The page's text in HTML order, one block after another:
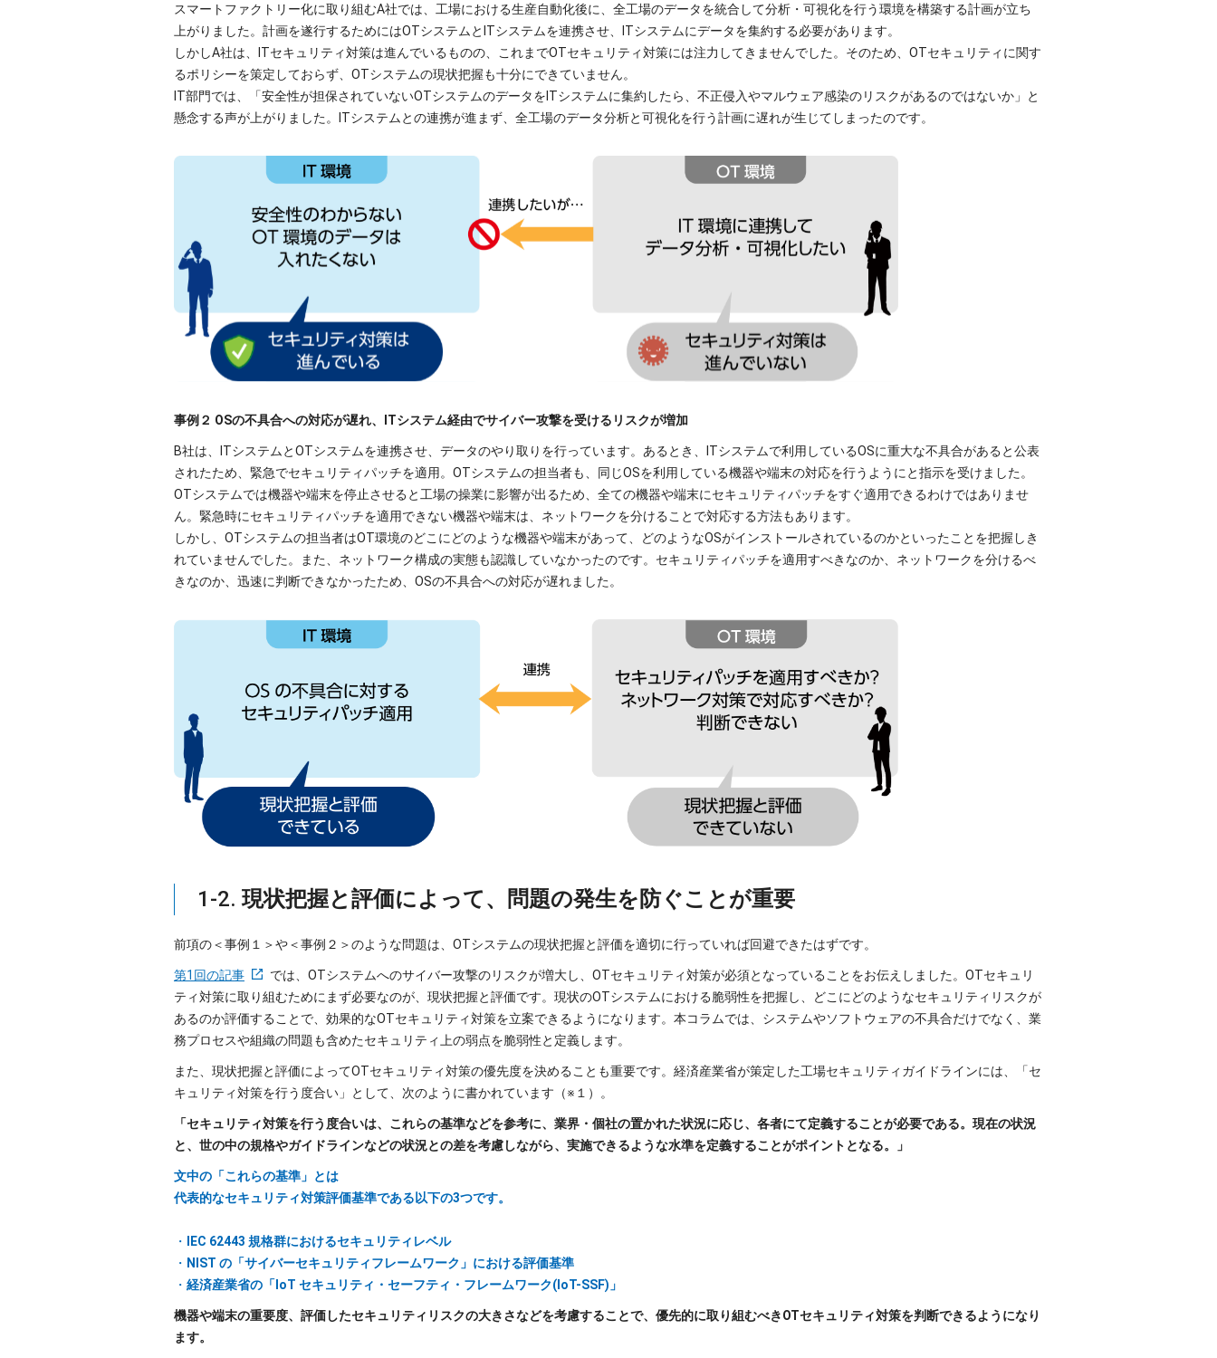
スマートファクトリー化に取り組むA社では、工場における生産自動化後に、全工場のデータを統合して分析・可視化を行う環境を構築する計画が立ち
上がりました。計画を遂行するためにはOTシステムとITシステムを連携させ、ITシステムにデータを集約する必要があります。
しかしA社は、ITセキュリティ対策は進んでいるものの、これまでOTセキュリティ対策には注力してきませんでした。そのため、OTセキュリティに関す
るポリシーを策定しておらず、OTシステムの現状把握も十分にできていません。
IT部門では、「安全性が担保されていないOTシステムのデータをITシステムに集約したら、不正侵入やマルウェア感染のリスクがあるのではないか」と
懸念する声が上がりました。ITシステムとの連携が進まず、全工場のデータ分析と可視化を行う計画に遅れが生じてしまったのです。
事例２ OSの不具合への対応が遅れ、ITシステム経由でサイバー攻撃を受けるリスクが増加
B社は、ITシステムとOTシステムを連携させ、データのやり取りを行っています。あるとき、ITシステムで利用しているOSに重大な不具合があると公表
されたため、緊急でセキュリティパッチを適用。OTシステムの担当者も、同じOSを利用している機器や端末の対応を行うようにと指示を受けました。
OTシステムでは機器や端末を停止させると工場の操業に影響が出るため、全ての機器や端末にセキュリティパッチをすぐ適用できるわけではありませ
ん。緊急時にセキュリティパッチを適用できない機器や端末は、ネットワークを分けることで対応する方法もあります。
しかし、OTシステムの担当者はOT環境のどこにどのような機器や端末があって、どのようなOSがインストールされているのかといったことを把握しき
れていませんでした。また、ネットワーク構成の実態も認識していなかったのです。セキュリティパッチを適用すべきなのか、ネットワークを分けるべ
きなのか、迅速に判断できなかったため、OSの不具合への対応が遅れました。
1-2.現状把握と評価によって、問題の発生を防ぐことが重要
前項の＜事例１＞や＜事例２＞のような問題は、OTシステムの現状把握と評価を適切に行っていれば回避できたはずです。
第1回の記事
では、OTシステムへのサイバー攻撃のリスクが増大し、OTセキュリティ対策が必須となっていることをお伝えしました。OTセキュリ
ティ対策に取り組むためにまず必要なのが、現状把握と評価です。現状のOTシステムにおける脆弱性を把握し、どこにどのようなセキュリティリスクが
あるのか評価することで、効果的なOTセキュリティ対策を立案できるようになります。本コラムでは、システムやソフトウェアの不具合だけでなく、業
務プロセスや組織の問題も含めたセキュリティ上の弱点を脆弱性と定義します。
また、現状把握と評価によってOTセキュリティ対策の優先度を決めることも重要です。経済産業省が策定した工場セキュリティガイドラインには、「セ
キュリティ対策を行う度合い」として、次のように書かれています（※１）。
「セキュリティ対策を行う度合いは、これらの基準などを参考に、業界・個社の置かれた状況に応じ、各者にて定義することが必要である。現在の状況
と、世の中の規格やガイドラインなどの状況との差を考慮しながら、実施できるような水準を定義することがポイントとなる。」
文中の「これらの基準」とは
代表的なセキュリティ対策評価基準である以下の3つです。
・
IEC 62443 規格群におけるセキュリティレベル
・ NIST の「サイバーセキュリティフレームワーク」における評価基準
・ 経済産業省の「IoT セキュリティ・セーフティ・フレームワーク(IoT-SSF)」
機器や端末の重要度、評価したセキュリティリスクの大きさなどを考慮することで、優先的に取り組むべきOTセキュリティ対策を判断できるようになり
ます。